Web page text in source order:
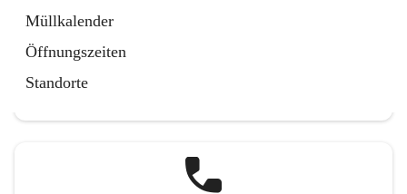
Müllkalender
Öffnungszeiten
Standorte